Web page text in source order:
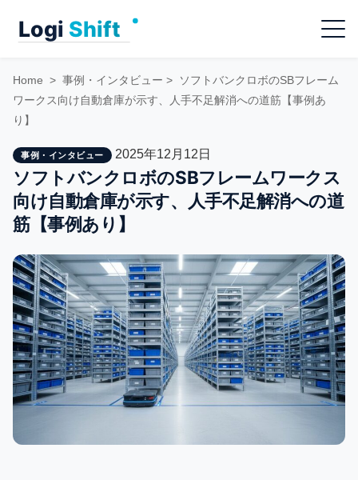
Menu
Home > 事例・インタビュー >
ソフトバンクロボのSBフレーム
ワークス向け自動倉庫が示す、人手不足解消への道筋【事例あ
り】
事例・インタビュー 2025年12月12日
ソフトバンクロボのSBフレームワークス
向け自動倉庫が示す、人手不足解消への道
筋【事例あり】